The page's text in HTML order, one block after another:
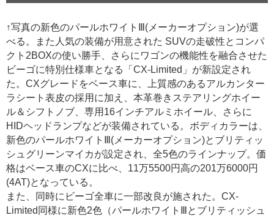
↑写真の新色のパールホワイトⅢ(メーカーオプション)が選
べる。また人気の装備が用意された SUVの走破性とコンパ
クト2BOXの使い勝手、さらにワゴンの機能性を融合させた
ビーゴに特別仕様車となる「CX-Limited」が新設定され
た。CXグレードをベース車に、上質感のあるアルカンター
ラシート表皮の採用に加え、本革巻きステアリングホイー
ル＆シフトノブ、専用16インチアルミホイール、さらに
HIDヘッドランプなどが装備されている。ボディカラーは、
新色のパールホワイトⅢ(メーカーオプション)とブリティッ
シュグリーンマイカが設定され、全5色のラインナップ。価
格はベース車のCXに比べ、11万5500円高の201万6000円
(4AT)となっている。
また、同時にビーゴ全車に一部改良が施された。CX-
Limited同様に新色2色（パールホワイトⅢとブリティッシュ